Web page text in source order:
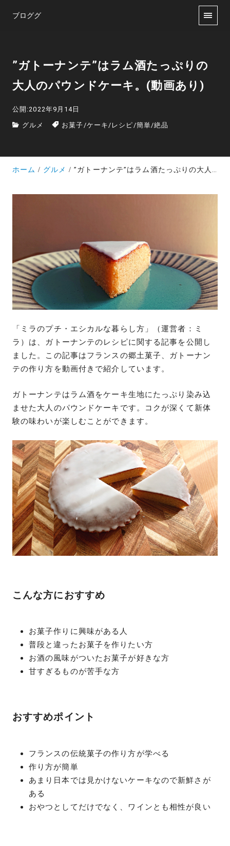
ブロググ
”ガトーナンテ”はラム酒たっぷりの
大人のパウンドケーキ。(動画あり)
公開:2022年9月14日
グルメ お菓子 /ケーキ / レシピ /簡単/絶品
ホーム グルメ ”ガトーナンテ”はラム酒たっぷりの大人のパウンドケーキ。(動画あり)
「ミラのプチ・エシカルな暮らし方」（運営者：ミ
ラ）は、ガトーナンテのレシピに関する記事を公開し
ました。この記事はフランスの郷土菓子、ガトーナン
テの作り方を動画付きで紹介しています。
ガトーナンテはラム酒をケーキ生地にたっぷり染み込
ませた大人のパウンドケーキです。コクが深くて新体
験の味わいが楽しむことができます。
こんな方におすすめ
お菓子作りに興味がある人
普段と違ったお菓子を作りたい方
お酒の風味がついたお菓子が好きな方
甘すぎるものが苦手な方
おすすめポイント
フランスの伝統菓子の作り方が学べる
作り方が簡単
あまり日本では見かけないケーキなので新鮮さが
ある
おやつとしてだけでなく、ワインとも相性が良い